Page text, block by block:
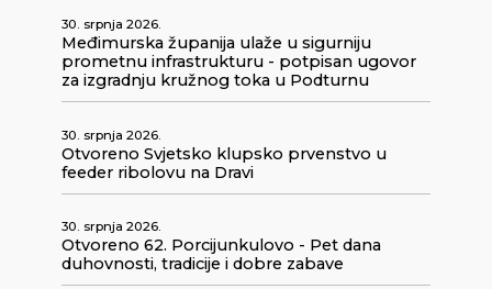
30. srpnja 2026.
Međimurska županija ulaže u sigurniju
prometnu infrastrukturu - potpisan ugovor
za izgradnju kružnog toka u Podturnu
30. srpnja 2026.
Otvoreno Svjetsko klupsko prvenstvo u
feeder ribolovu na Dravi
30. srpnja 2026.
Otvoreno 62. Porcijunkulovo - Pet dana
duhovnosti, tradicije i dobre zabave